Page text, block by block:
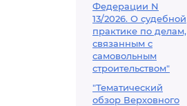
Федерации N
13/2026. О судебной
практике по делам,
связанным с
самовольным
строительством"
"Тематический
обзор Верховного